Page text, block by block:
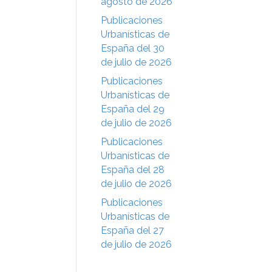
Publicaciones
Urbanísticas de
España del 30
de julio de 2026
Publicaciones
Urbanísticas de
España del 29
de julio de 2026
Publicaciones
Urbanísticas de
España del 28
de julio de 2026
Publicaciones
Urbanísticas de
España del 27
de julio de 2026